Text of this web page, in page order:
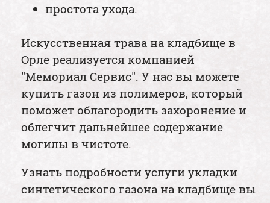
простота ухода.
Искусственная трава на кладбище в
Орле реализуется компанией
"Мемориал Сервис". У нас вы можете
купить газон из полимеров, который
поможет облагородить захоронение и
облегчит дальнейшее содержание
могилы в чистоте.
Узнать подробности услуги укладки
синтетического газона на кладбище вы